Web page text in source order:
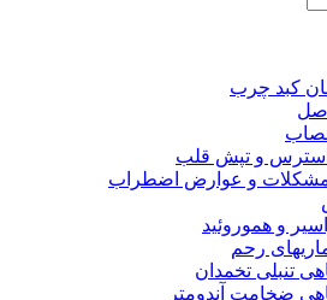
کبد چرب
و تپش قلب
و عوارض اضطراب
و هموروئید
رحم
تنبلی تخمدان
ضخامت آندومتر